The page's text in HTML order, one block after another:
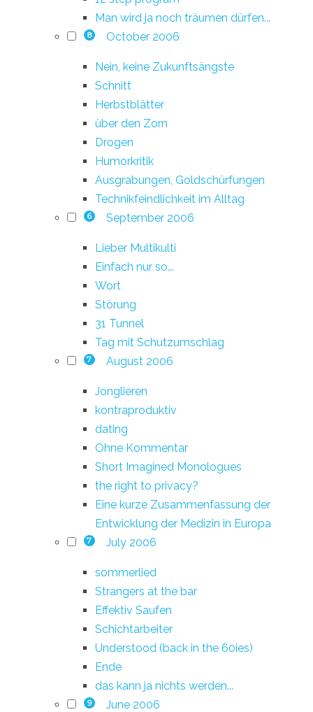
Man wird ja noch träumen dürfen...
8 October 2006
Nein, keine Zukunftsängste
Schnitt
Herbstblätter
über den Zorn
Drogen
Humorkritik
Ausgrabungen, Goldschürfungen
Technikfeindlichkeit im Alltag
6 September 2006
Lieber Multikulti
Einfach nur so...
Wort
Störung
31 Tunnel
Tag mit Schutzumschlag
7 August 2006
Jonglieren
kontraproduktiv
dating
Ohne Kommentar
Short Imagined Monologues
the right to privacy?
Eine kurze Zusammenfassung der
Entwicklung der Medizin in Europa
7 July 2006
sommerlied
Strangers at the bar
Effektiv Saufen
Schichtarbeiter
Understood (back in the 60ies)
Ende
das kann ja nichts werden...
9 June 2006